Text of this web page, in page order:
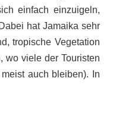
einfach einzuigeln,
hat Jamaika sehr
tropische Vegetation
wo viele der Touristen
auch bleiben). In